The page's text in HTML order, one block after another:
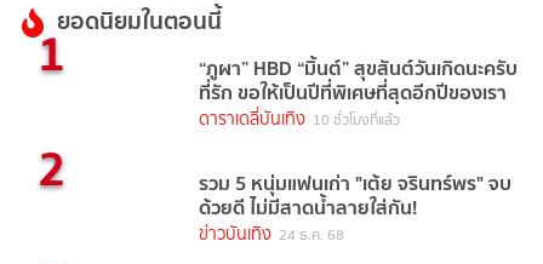
ยอดนิยมในตอนนี้
1 “ภูผา” HBD “มิ้นต์” สุขสันต์วันเกิดนะครับ
ที่รัก ขอให้เป็นปีที่พิเศษที่สุดอีกปีของเรา
ดาราเดลี่บันเทิง 10 ชั่วโมงที่แล้ว
2 รวม 5 หนุ่มแฟนเก่า "เต้ย จรินทร์พร" จบ
ด้วยดี ไม่มีสาดน้ำลายใส่กัน!
ข่าวบันเทิง 24 ธ.ค. 68